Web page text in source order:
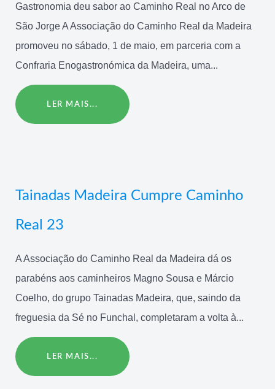
Gastronomia deu sabor ao Caminho Real no Arco de
São Jorge A Associação do Caminho Real da Madeira
promoveu no sábado, 1 de maio, em parceria com a
Confraria Enogastronómica da Madeira, uma...
LER MAIS...
Tainadas Madeira Cumpre Caminho
Real 23
A Associação do Caminho Real da Madeira dá os
parabéns aos caminheiros Magno Sousa e Márcio
Coelho, do grupo Tainadas Madeira, que, saindo da
freguesia da Sé no Funchal, completaram a volta à...
LER MAIS...